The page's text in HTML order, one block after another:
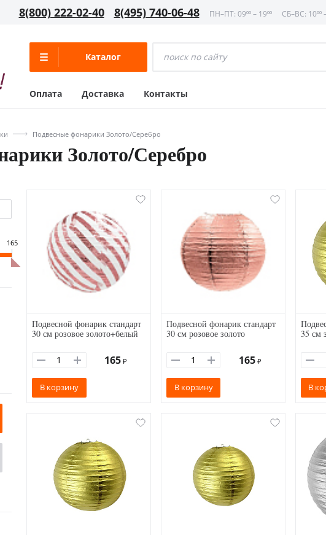
8(800) 222-02-40 8(495) 740-06-48 ПН–ПТ: 09⁰⁰ – 19⁰⁰ СБ–ВС: 10⁰⁰
Каталог
Оплата Доставка Контакты
Подвесные фонарики Золото/Серебро
Золото/Серебро
165
Подвесной фонарик стандарт
30 см розовое золото+белый
165 ₽
В корзину
Подвесной фонарик стандарт
30 см розовое золото
165 ₽
В корзину
35 см
В